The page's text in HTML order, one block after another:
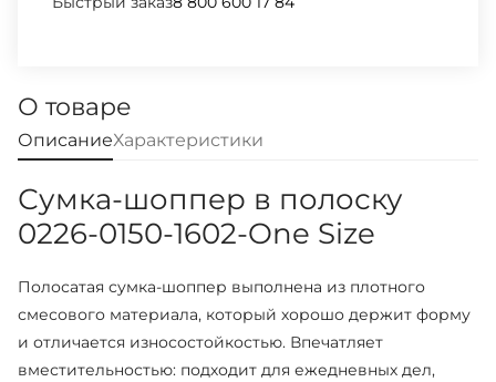
О товаре
ОписаниеХарактеристики
Сумка-шоппер в полоску
0226-0150-1602-One Size
Полосатая сумка-шоппер выполнена из плотного
смесового материала, который хорошо держит форму
и отличается износостойкостью. Впечатляет
вместительностью: подходит для ежедневных дел,